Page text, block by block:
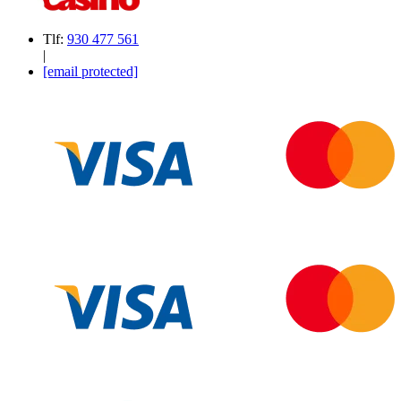
Tlf: 930 477 561
|
[email protected]